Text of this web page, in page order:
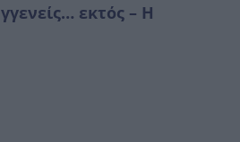
εκτός – Η